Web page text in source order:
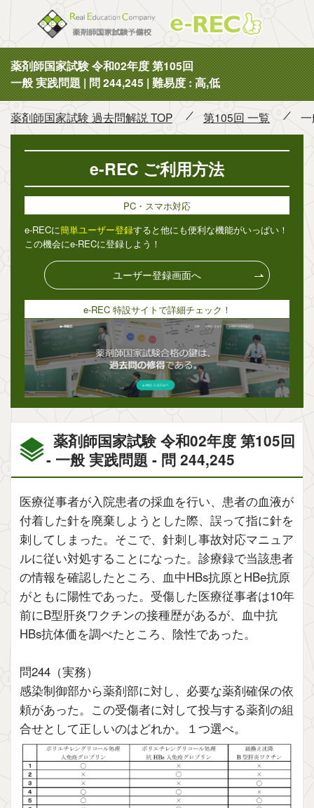
薬剤師国家試験 令和02年度 第105回
一般 実践問題 | 問 244,245 | 難易度 : 高,低
薬剤師国家試験 過去問解説 TOP 第105回 一覧
薬剤師国家試験 令和02年度 第105回
- 一般 実践問題 - 問 244,245
医療従事者が入院患者の採血を行い、患者の血液が
付着した針を廃棄しようとした際、誤って指に針を
刺してしまった。そこで、針刺し事故対応マニュア
ルに従い対処することになった。診療録で当該患者
の情報を確認したところ、血中HBs抗原とHBe抗原
がともに陽性であった。受傷した医療従事者は10年
前にB型肝炎ワクチンの接種歴があるが、血中抗
HBs抗体価を調べたところ、陰性であった。
問244（実務）
感染制御部から薬剤部に対し、必要な薬剤確保の依
頼があった。この受傷者に対して投与する薬剤の組
合せとして正しいのはどれか。１つ選べ。
e-REC ご利用方法
PC・スマホ対応
e-RECに簡単ユーザー登録すると他にも便利な機能がいっぱい！
この機会にe-RECに登録しよう！
ユーザー登録画面へ
e-REC 特設サイトで詳細チェック！